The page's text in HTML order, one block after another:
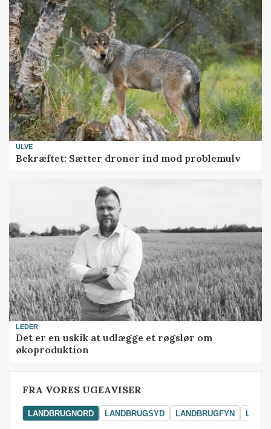
ULVE
Bekræftet: Sætter droner ind mod problemulv
LEDER
Det er en uskik at udlægge et røgslør om
økoproduktion
FRA VORES UGEAVISER
LANDBRUGNORD LANDBRUGSYD LANDBRUGFYN